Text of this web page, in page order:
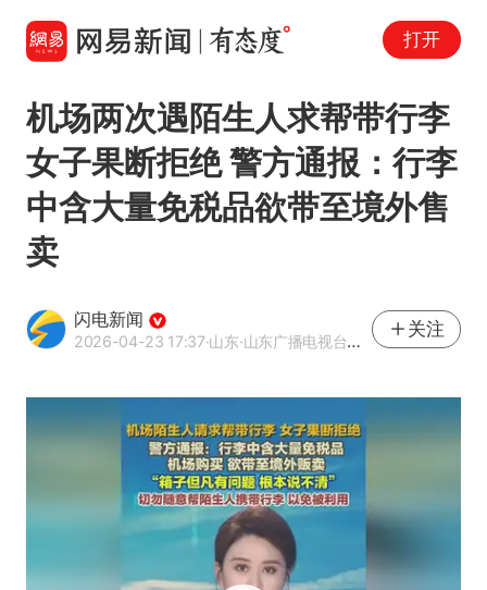
打开
机场两次遇陌生人求帮带行李
女子果断拒绝 警方通报：行李
中含大量免税品欲带至境外售
卖
闪电新闻
2026-04-23 17:37·山东·山东广播电视台官方APP闪电新闻
关注